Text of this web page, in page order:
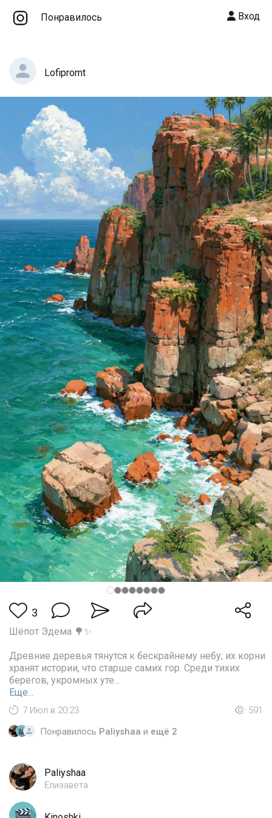
Понравилось Вход
Lofipromt
3
Шёпот Эдема 🌳✨
Древние деревья тянутся к бескрайнему небу; их корни
хранят истории, что старше самих гор. Среди тихих
берегов, укромных уте...
Еще...
7 Июл в 20:23
591
Понравилось Paliyshaa и ещё 2
Paliyshaa
Елизавета